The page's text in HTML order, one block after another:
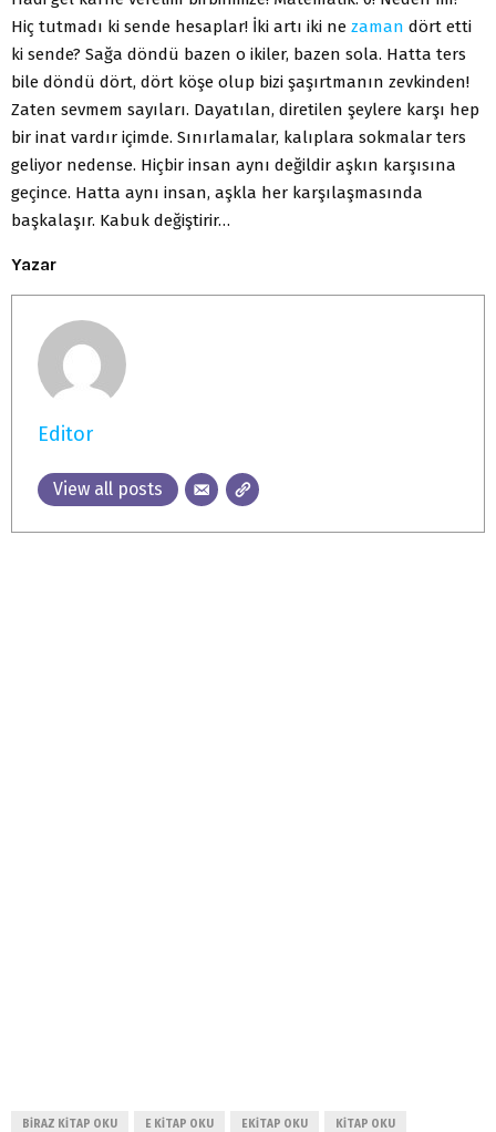
Hiç tutmadı ki sende hesaplar! İki artı iki ne zaman dört etti
ki sende? Sağa döndü bazen o ikiler, bazen sola. Hatta ters
bile döndü dört, dört köşe olup bizi şaşırtmanın zevkinden!
Zaten sev­mem sayıları. Dayatılan, diretilen şeylere karşı hep
bir inat var­dır içimde. Sınırlamalar, kalıplara sokmalar ters
geliyor nedense. Hiçbir insan aynı değildir aşkın karşısına
geçince. Hatta aynı insan, aşkla her karşılaşmasında
başkalaşır. Kabuk değiştirir…
Yazar
Editor
View all posts
BIRAZ KITAP OKU E KITAP OKU EKITAP OKU KITAP OKU